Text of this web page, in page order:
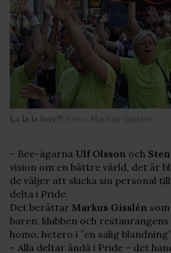
La la la love!!! Foto: Markus Gisslén
– Bee-ägarna Ulf Olsson och
vision om en bättre värld, det är
de väljer att skicka sin personal
delta i Pride.
Det berättar Markus Gisslén
baren, klubben och
homo, hetero i ”en salig
– Alla deltar ändå i Pride – det